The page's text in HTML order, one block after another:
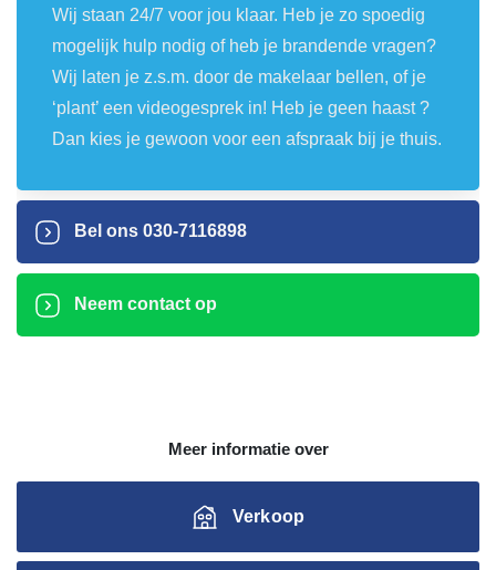
Wij staan 24/7 voor jou klaar. Heb je zo spoedig
mogelijk hulp nodig of heb je brandende vragen?
Wij laten je z.s.m. door de makelaar bellen, of je
‘plant’ een videogesprek in! Heb je geen haast ?
Dan kies je gewoon voor een afspraak bij je thuis.
Bel ons 030-7116898
Neem contact op
Meer informatie over
Verkoop